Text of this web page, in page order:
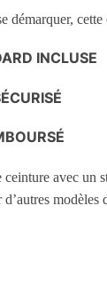
démarquer,
INCLUSE
ceinture avec un